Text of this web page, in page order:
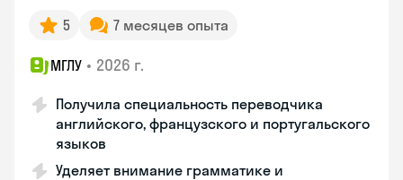
5 7 месяцев опыта
МГЛУ • 2026 г.
Получила специальность переводчика
английского, французского и португальского
языков
Уделяет внимание грамматике и